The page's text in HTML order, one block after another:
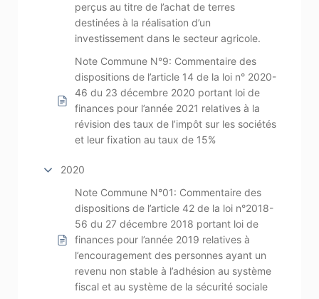
perçus au titre de l’achat de terres
destinées à la réalisation d’un
investissement dans le secteur agricole.
Note Commune N°9: Commentaire des
dispositions de l’article 14 de la loi n° 2020-
46 du 23 décembre 2020 portant loi de
finances pour l’année 2021 relatives à la
révision des taux de l’impôt sur les sociétés
et leur fixation au taux de 15%
2020
Note Commune N°01: Commentaire des
dispositions de l’article 42 de la loi n°2018-
56 du 27 décembre 2018 portant loi de
finances pour l’année 2019 relatives à
l’encouragement des personnes ayant un
revenu non stable à l’adhésion au système
fiscal et au système de la sécurité sociale